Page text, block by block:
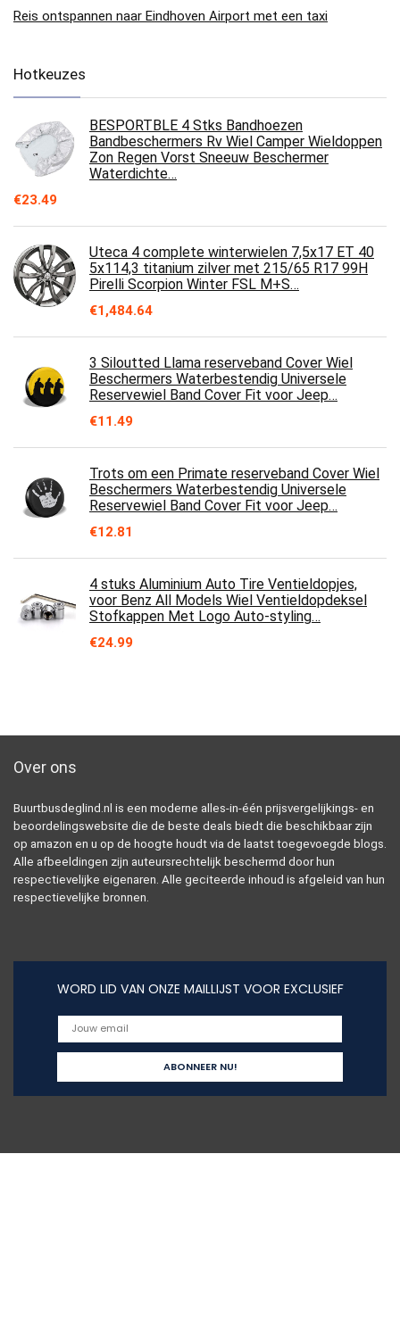
Reis ontspannen naar Eindhoven Airport met een taxi
Hotkeuzes
BESPORTBLE 4 Stks Bandhoezen
Bandbeschermers Rv Wiel Camper Wieldoppen
Zon Regen Vorst Sneeuw Beschermer
Waterdichte…
€23.49
Uteca 4 complete winterwielen 7,5x17 ET 40
5x114,3 titanium zilver met 215/65 R17 99H
Pirelli Scorpion Winter FSL M+S…
€1,484.64
3 Siloutted Llama reserveband Cover Wiel
Beschermers Waterbestendig Universele
Reservewiel Band Cover Fit voor Jeep…
€11.49
Trots om een Primate reserveband Cover Wiel
Beschermers Waterbestendig Universele
Reservewiel Band Cover Fit voor Jeep…
€12.81
4 stuks Aluminium Auto Tire Ventieldopjes,
voor Benz All Models Wiel Ventieldopdeksel
Stofkappen Met Logo Auto-styling…
€24.99
Over ons
Buurtbusdeglind.nl is een moderne alles-in-één prijsvergelijkings- en
beoordelingswebsite die de beste deals biedt die beschikbaar zijn
op amazon en u op de hoogte houdt via de laatst toegevoegde blogs.
Alle afbeeldingen zijn auteursrechtelijk beschermd door hun
respectievelijke eigenaren. Alle geciteerde inhoud is afgeleid van hun
respectievelijke bronnen.
WORD LID VAN ONZE MAILLIJST VOOR EXCLUSIEF